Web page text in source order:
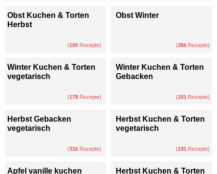
Obst Kuchen & Torten
Herbst
(100 Rezepte)
Obst Winter
(266 Rezepte)
Winter Kuchen & Torten
vegetarisch
(178 Rezepte)
Winter Kuchen & Torten
Gebacken
(201 Rezepte)
Herbst Gebacken
vegetarisch
(316 Rezepte)
Herbst Kuchen & Torten
vegetarisch
(191 Rezepte)
Apfel vanille kuchen Herbst Kuchen & Torten